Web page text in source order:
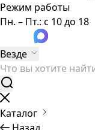
Режим работы
Пн. – Пт.: с 10 до 18
Везде
Каталог